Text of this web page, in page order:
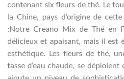
contenant six fleurs de thé. Le
la Chine, pays d’origine de
:Notre Creano Mix de Thé en
délicieux et apaisant, mais il est
esthétique. Les fleurs de thé,
tasse d’eau chaude, se